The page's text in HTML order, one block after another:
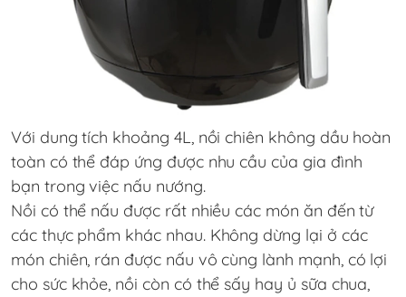
Với dung tích khoảng 4L, nồi chiên không dầu hoàn
toàn có thể đáp ứng được nhu cầu của gia đình
bạn trong việc nấu nướng.
Nồi có thể nấu được rất nhiều các món ăn đến từ
các thực phẩm khác nhau. Không dừng lại ở các
món chiên, rán được nấu vô cùng lành mạnh, có lợi
cho sức khỏe, nồi còn có thể sấy hay ủ sữa chua,